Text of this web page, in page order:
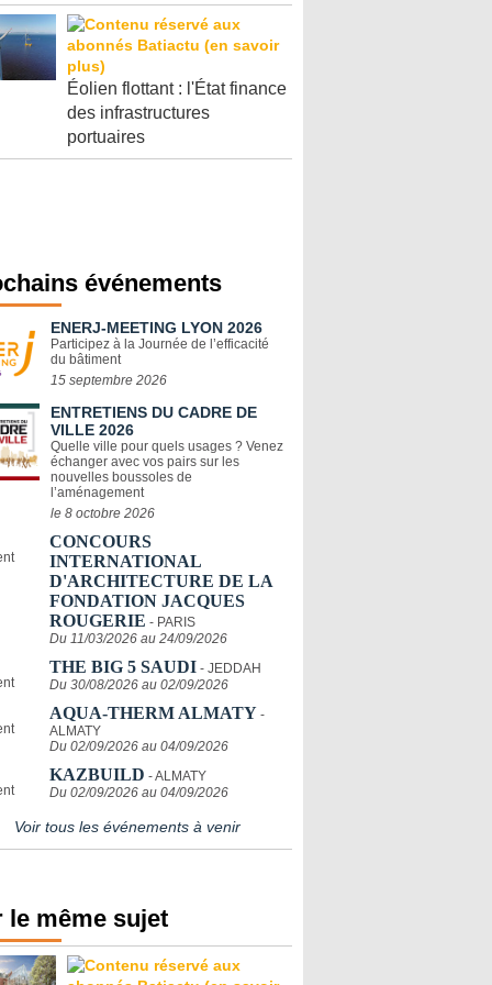
Éolien flottant : l'État finance
des infrastructures
portuaires
événements
ENERJ-MEETING LYON 2026
Participez à la Journée de l’efficacité
du bâtiment
15 septembre 2026
ENTRETIENS DU CADRE DE
VILLE 2026
Quelle ville pour quels usages ? Venez
échanger avec vos pairs sur les
nouvelles boussoles de
l’aménagement
le 8 octobre 2026
CONCOURS
INTERNATIONAL
D'ARCHITECTURE DE LA
FONDATION JACQUES
ROUGERIE - PARIS
Du 11/03/2026 au 24/09/2026
THE BIG 5 SAUDI - JEDDAH
Du 30/08/2026 au 02/09/2026
AQUA-THERM ALMATY -
ALMATY
Du 02/09/2026 au 04/09/2026
KAZBUILD - ALMATY
Du 02/09/2026 au 04/09/2026
Voir tous les événements à venir
le même sujet